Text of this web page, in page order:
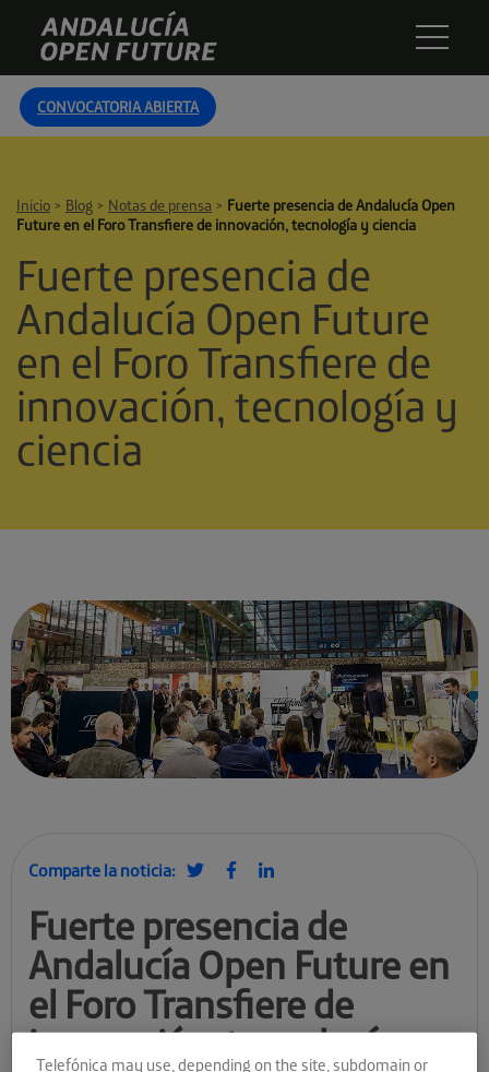
content
Andalucía
Open
Future
CONVOCATORIA ABIERTA
Inicio > Blog > Notas de prensa > Fuerte presencia de Andalucía Open
Future en el Foro Transfiere de innovación, tecnología y ciencia
Fuerte presencia de
Andalucía Open Future
en el Foro Transfiere de
innovación, tecnología y
ciencia
Comparte la noticia:
Fuerte presencia de
Andalucía Open Future en
el Foro Transfiere de
innovación, tecnología y
Telefónica may use, depending on the site, subdomain or